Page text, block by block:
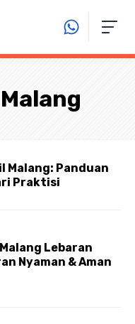
Malang: Panduan
Praktisi
Lebaran
Nyaman & Aman